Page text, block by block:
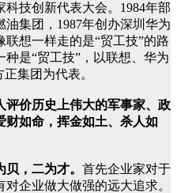
技创新代表大会。1984年部
集团，1987年创办深圳华为
想一样走的是“贸工技”的路
是“贸工技”，以联想、华为
集团为代表。
评价历史上伟大的军事家、政
财如命，挥金如土、杀人如
，二为才。 首先企业家对于
企业做大做强的远大追求。